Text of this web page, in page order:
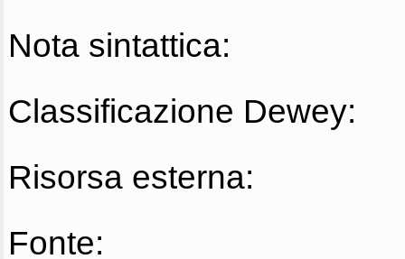
Nota sintattica:
Classificazione Dewey:
Risorsa esterna:
Fonte: